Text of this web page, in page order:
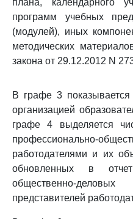
плана, календарного
программ учебных
(модулей), иных
методических
закона от 29.12.2012 N
В графе 3
организацией
графе 4 выделяется
профессионально-
работодателями и их
обновленных в
общественно-
представителей